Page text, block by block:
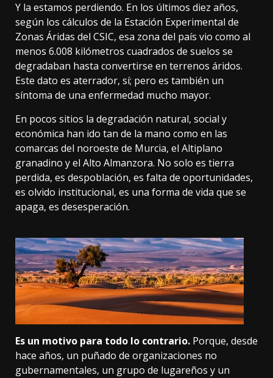
Y la estamos perdiendo. En los últimos diez años,
según los cálculos de la Estación Experimental de
Zonas Áridas del CSIC, esa zona del país vio como al
menos 6.008 kilómetros cuadrados de suelos se
degradaban hasta convertirse en terrenos áridos.
Este dato es aterrador, sí; pero es también un
síntoma de una enfermedad mucho mayor.
En pocos sitios la degradación natural, social y
económica han ido tan de la mano como en las
comarcas del noroeste de Murcia, el Altiplano
granadino y el Alto Almanzora. No solo es tierra
perdida, es despoblación, es falta de oportunidades,
es olvido institucional, es una forma de vida que se
apaga, es desesperación.
Es un motivo para todo lo contrario. Porque, desde
hace años, un puñado de organizaciones no
gubernamentales, un grupo de lugareños y un